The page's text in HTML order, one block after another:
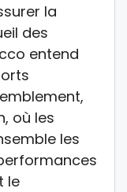
la
des
entend
où les
les
le